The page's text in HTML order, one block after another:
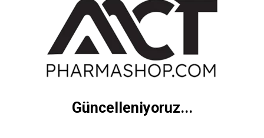
Güncelleniyoruz...